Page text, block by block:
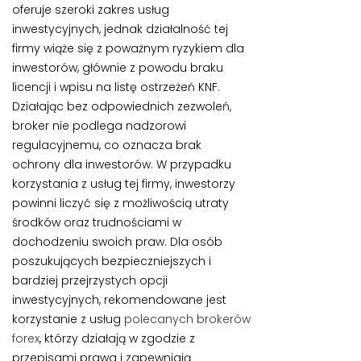
oferuje szeroki zakres usług
inwestycyjnych, jednak działalność tej
firmy wiąże się z poważnym ryzykiem dla
inwestorów, głównie z powodu braku
licencji i wpisu na listę ostrzeżeń KNF.
Działając bez odpowiednich zezwoleń,
broker nie podlega nadzorowi
regulacyjnemu, co oznacza brak
ochrony dla inwestorów. W przypadku
korzystania z usług tej firmy, inwestorzy
powinni liczyć się z możliwością utraty
środków oraz trudnościami w
dochodzeniu swoich praw. Dla osób
poszukujących bezpieczniejszych i
bardziej przejrzystych opcji
inwestycyjnych, rekomendowane jest
korzystanie z usług polecanych brokerów
forex, którzy działają w zgodzie z